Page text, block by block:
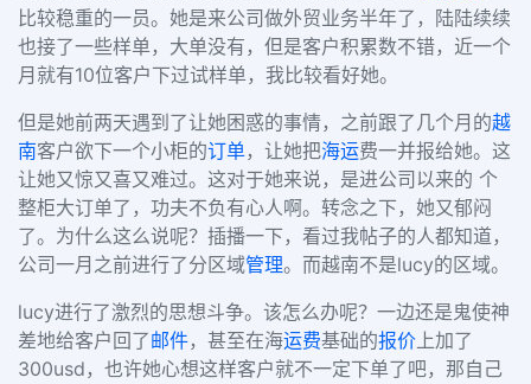
比较稳重的一员。她是来公司做外贸业务半年了，陆陆续续
也接了一些样单，大单没有，但是客户积累数不错，近一个
月就有10位客户下过试样单，我比较看好她。
但是她前两天遇到了让她困惑的事情，之前跟了几个月的越
南客户欲下一个小柜的订单，让她把海运费一并报给她。这
让她又惊又喜又难过。这对于她来说，是进公司以来的 个
整柜大订单了，功夫不负有心人啊。转念之下，她又郁闷
了。为什么这么说呢？插播一下，看过我帖子的人都知道，
公司一月之前进行了分区域管理。而越南不是lucy的区域。
lucy进行了激烈的思想斗争。该怎么办呢？一边还是鬼使神
差地给客户回了邮件，甚至在海运费基础的报价上加了
300usd，也许她心想这样客户就不一定下单了吧，那自己